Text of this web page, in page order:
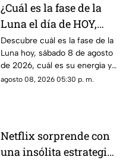
¿Cuál es la fase de la
Luna el día de HOY,
sábado 8 de agosto de
2026? Así se verá el
astro durante la noche
Descubre cuál es la fase de la
Luna hoy, sábado 8 de agosto
de 2026, cuál es su energía y
cómo nos podría afectar.
agosto 08, 2026 05:30 p. m.
Netflix sorprende con
una insólita estrategia